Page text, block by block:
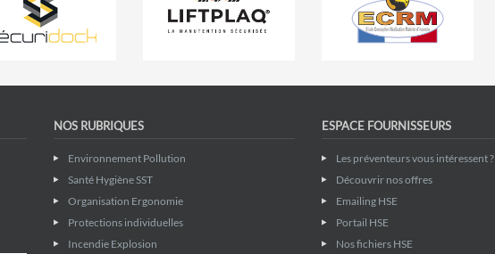
NOS RUBRIQUES
Environnement Pollution
Santé Hygiène SST
Organisation Ergonomie
Protections individuelles
Incendie Explosion
ESPACE FOURNISSEURS
Les préventeurs vous intéressent ?
Découvrir nos offres
Emailing HSE
Portail HSE
Nos fichiers HSE